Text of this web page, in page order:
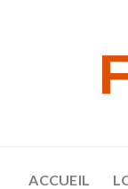
ACCUEIL